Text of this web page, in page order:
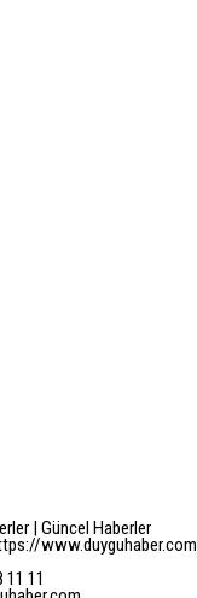
| Güncel Haberler
www.duyguhaber.com
11 11